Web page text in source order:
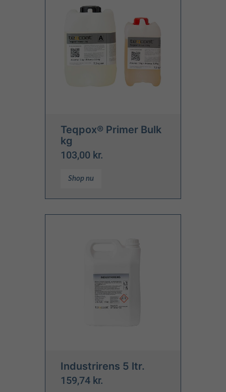
Teqpox® Primer Bulk
kg
103,00 kr.
Shop nu
Industrirens 5 ltr.
159,74 kr.